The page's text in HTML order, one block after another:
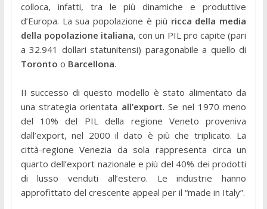
colloca, infatti, tra le più dinamiche e produttive
d’Europa. La sua popolazione è più ricca della media
della popolazione italiana, con un PIL pro capite (pari
a 32.941 dollari statunitensi) paragonabile a quello di
Toronto o Barcellona.
II successo di questo modello è stato alimentato da
una strategia orientata all’export. Se nel 1970 meno
del 10% del PIL della regione Veneto proveniva
dall’export, nel 2000 il dato è più che triplicato. La
città-regione Venezia da sola rappresenta circa un
quarto dell’export nazionale e più del 40% dei prodotti
di lusso venduti all’estero. Le industrie hanno
approfittato del crescente appeal per il “made in Italy”.